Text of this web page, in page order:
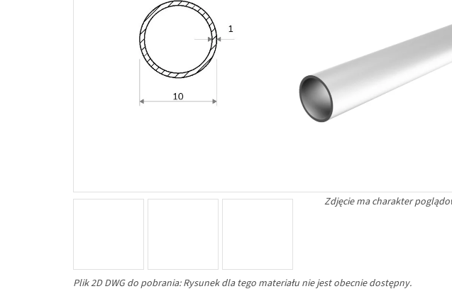
Plik 2D DWG do pobrania: Rysunek dla tego materiału nie jest obecnie dostępny.